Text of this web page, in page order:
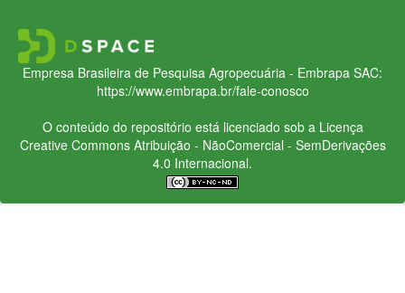
Empresa Brasileira de Pesquisa Agropecuária - Embrapa SAC:
https://www.embrapa.br/fale-conosco
O conteúdo do repositório está licenciado sob a Licença
Creative CommonsAtribuição - NãoComercial - SemDerivações
4.0 Internacional.